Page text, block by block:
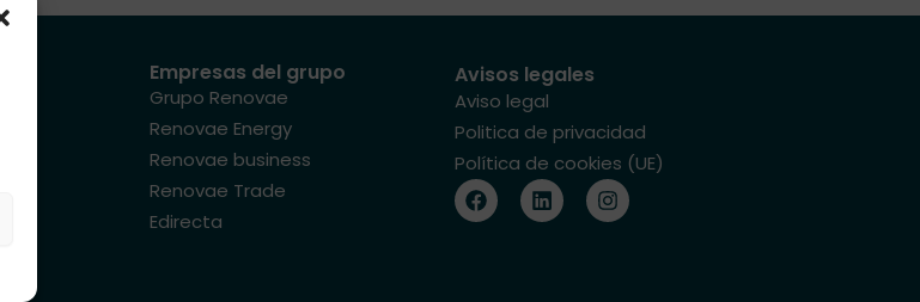
Empresas del grupo
Grupo Renovae
Renovae Energy
Renovae business
Renovae Trade
Edirecta
Avisos legales
Aviso legal
Politica de privacidad
Política de cookies (UE)
F
a
c
L
i
n
I
n
s